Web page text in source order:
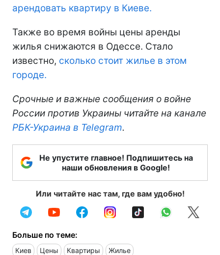
арендовать квартиру в Киеве.
Также во время войны цены аренды
жилья снижаются в Одессе. Стало
известно, сколько стоит жилье в этом
городе.
Срочные и важные сообщения о войне
России против Украины читайте на канале
РБК-Украина в Telegram.
Не упустите главное! Подпишитесь на
наши обновления в Google!
Или читайте нас там, где вам удобно!
Больше по теме:
Киев Цены Квартиры Жилье